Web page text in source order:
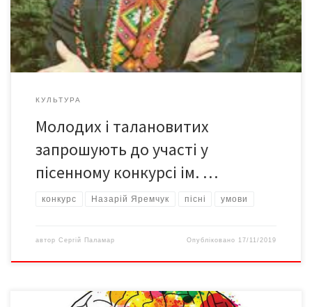
фестиваль української сучасної естрадної пісні імені Назарія
Яремчука. Місце проведення фестивалю: Чернівецька
обласна […]
КУЛЬТУРА
Молодих і талановитих
запрошують до участі у
пісенному конкурсі ім. …
конкурс Назарій Яремчук пісні умови
автор Сергій Паламар Опубліковано 17/11/2019